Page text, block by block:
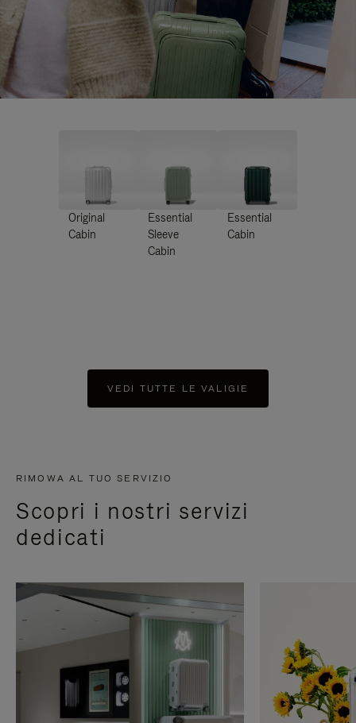
Original
Cabin
Essential
Sleeve
Cabin
Essential
Cabin
VEDI TUTTE LE VALIGIE
RIMOWA AL TUO SERVIZIO
Scopri i nostri servizi
dedicati